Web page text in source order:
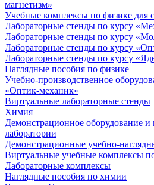
магнетизм»
Учебные комплексы по физике для
Лабораторные стенды по курсу
Лабораторные стенды по курсу
Лабораторные стенды по курсу
Лабораторные стенды по курсу
Наглядные пособия по физике
Учебно-производственное
«Оптик-механик»
Виртуальные лабораторные стенды
Химия
Демонстрационное оборудование
лаборатории
Демонстрационные учебно-
Виртуальные учебные комплексы
Лабораторные комплексы
Наглядные пособия по химии